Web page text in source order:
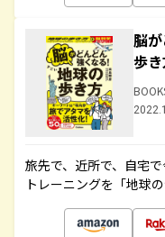
脳
歩
旅先で、近所で、自宅
トレーニングを「地球